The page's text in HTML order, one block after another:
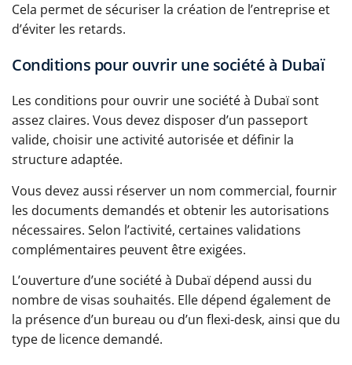
Cela permet de sécuriser la création de l’entreprise et
d’éviter les retards.
Conditions pour ouvrir une société à Dubaï
Les conditions pour ouvrir une société à Dubaï sont
assez claires. Vous devez disposer d’un passeport
valide, choisir une activité autorisée et définir la
structure adaptée.
Vous devez aussi réserver un nom commercial, fournir
les documents demandés et obtenir les autorisations
nécessaires. Selon l’activité, certaines validations
complémentaires peuvent être exigées.
L’ouverture d’une société à Dubaï dépend aussi du
nombre de visas souhaités. Elle dépend également de
la présence d’un bureau ou d’un flexi-desk, ainsi que du
type de licence demandé.